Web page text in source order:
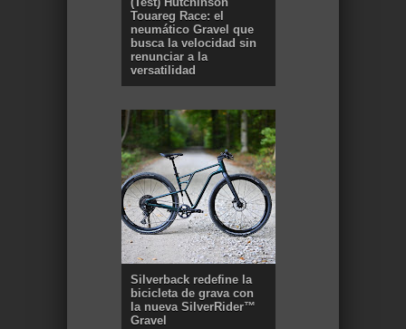
Touareg Race: el
neumático Gravel que
busca la velocidad sin
renunciar a la
versatilidad
Silverback redefine la
bicicleta de grava con
la nueva SilverRider™
Gravel